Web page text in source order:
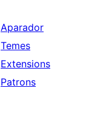
Aparador
Temes
Extensions
Patrons